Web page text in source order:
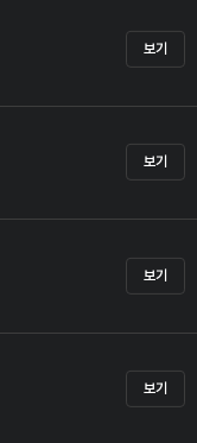
보기
보기
보기
보기